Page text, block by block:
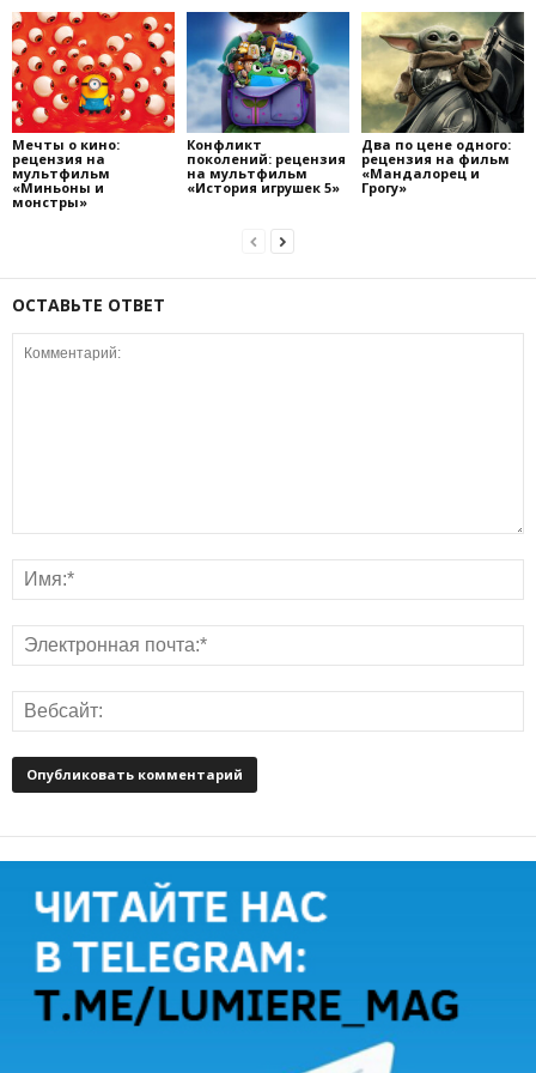
Мечты о кино:
рецензия на
мультфильм
«Миньоны и
монстры»
Конфликт
поколений: рецензия
на мультфильм
«История игрушек 5»
Два по цене одного:
рецензия на фильм
«Мандалорец и
Грогу»
ОСТАВЬТЕ ОТВЕТ